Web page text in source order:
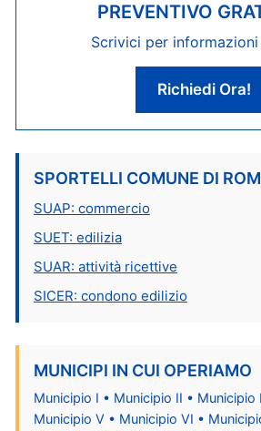
PREVENTIVO
Scrivici per
Richiedi Ora!
SPORTELLI COMUNE DI
SUAP: commercio
SUET: edilizia
SUAR: attività ricettive
SICER: condono edilizio
MUNICIPI IN CUI OPERIAMO
Municipio I • Municipio II • Municipio
Municipio V • Municipio VI •